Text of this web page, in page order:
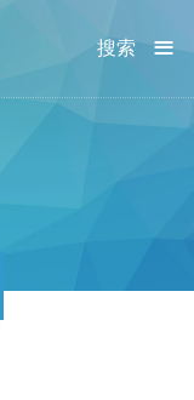
≡
搜索